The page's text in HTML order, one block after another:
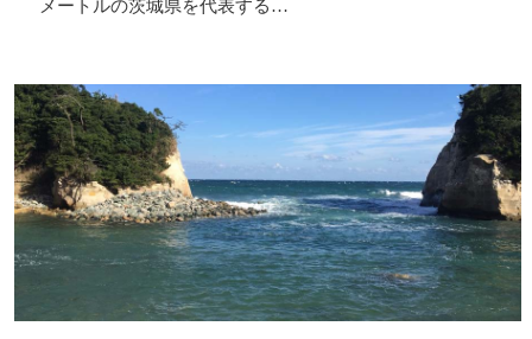
メートルの茨城県を代表する…